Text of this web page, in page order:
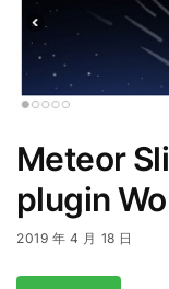
Meteor
plugin
2019 年 4 月 18 日